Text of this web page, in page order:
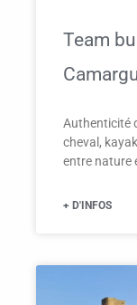
Team
Authenticité
cheval,
entre nature
+ D'INFOS